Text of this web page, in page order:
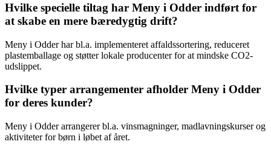
Hvilke specielle tiltag har Meny i Odder indført for
at skabe en mere bæredygtig drift?
Meny i Odder har bl.a. implementeret affaldssortering, reduceret
plastemballage og støtter lokale producenter for at mindske CO2-
udslippet.
Hvilke typer arrangementer afholder Meny i Odder
for deres kunder?
Meny i Odder arrangerer bl.a. vinsmagninger, madlavningskurser og
aktiviteter for børn i løbet af året.